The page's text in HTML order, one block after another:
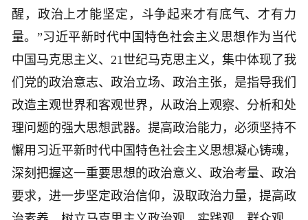
醒，政治上才能坚定，斗争起来才有底气、才有力
量。”习近平新时代中国特色社会主义思想作为当代
中国马克思主义、21世纪马克思主义，集中体现了我
们党的政治意志、政治立场、政治主张，是指导我们
改造主观世界和客观世界，从政治上观察、分析和处
理问题的强大思想武器。提高政治能力，必须坚持不
懈用习近平新时代中国特色社会主义思想凝心铸魂，
深刻把握这一重要思想的政治意义、政治考量、政治
要求，进一步坚定政治信仰，汲取政治力量，提高政